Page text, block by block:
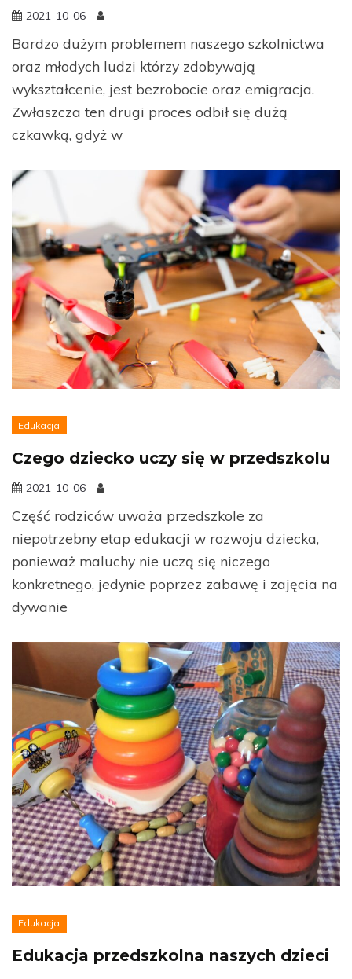
2021-10-06
Bardzo dużym problemem naszego szkolnictwa
oraz młodych ludzi którzy zdobywają
wykształcenie, jest bezrobocie oraz emigracja.
Zwłaszcza ten drugi proces odbił się dużą
czkawką, gdyż w
Edukacja
Czego dziecko uczy się w przedszkolu
2021-10-06
Część rodziców uważa przedszkole za
niepotrzebny etap edukacji w rozwoju dziecka,
ponieważ maluchy nie uczą się niczego
konkretnego, jedynie poprzez zabawę i zajęcia na
dywanie
Edukacja
Edukacja przedszkolna naszych dzieci